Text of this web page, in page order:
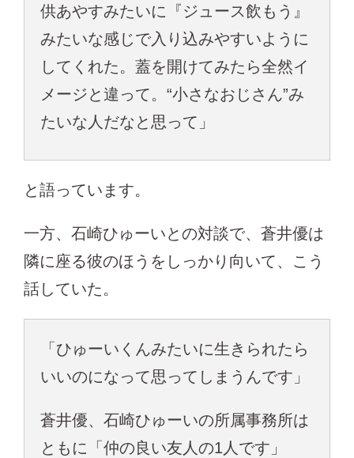
供あやすみたいに『ジュース飲もう』
みたいな感じで入り込みやすいように
してくれた。蓋を開けてみたら全然イ
メージと違って。“小さなおじさん”み
たいな人だなと思って」
と語っています。
一方、石崎ひゅーいとの対談で、蒼井優は
隣に座る彼のほうをしっかり向いて、こう
話していた。
「ひゅーいくんみたいに生きられたら
いいのになって思ってしまうんです」
蒼井優、石崎ひゅーいの所属事務所は
ともに「仲の良い友人の1人です」